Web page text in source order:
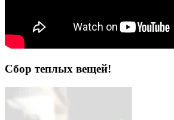
Сбор теплых вещей!